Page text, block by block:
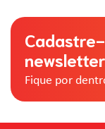
newsletter
Fique por